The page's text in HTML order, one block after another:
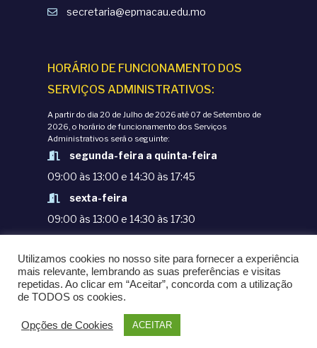
secretaria@epmacau.edu.mo
HORÁRIO DE FUNCIONAMENTO DOS
SERVIÇOS ADMINISTRATIVOS:
A partir do dia 20 de Julho de 2026 até 07 de Setembro de
2026, o horário de funcionamento dos Serviços
Administrativos será o seguinte:
segunda-feira a quinta-feira
09:00 às 13:00 e 14:30 às 17:45
sexta-feira
09:00 às 13:00 e 14:30 às 17:30
POLÍTICAS DE PRIVACIDADE
© COPYRIGHT 1998-2020. EPM - ESCOLA
PORTUGUESA DE MACAU
POWERED BY OMNI LTD.
Utilizamos cookies no nosso site para fornecer a experiência
mais relevante, lembrando as suas preferências e visitas
repetidas. Ao clicar em “Aceitar”, concorda com a utilização
de TODOS os cookies.
Opções de Cookies ACEITAR